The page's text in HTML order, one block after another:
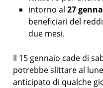
intorno al 27
beneficiari del
due mesi.
Il 15 gennaio cade di
potrebbe slittare al
anticipato di qualche